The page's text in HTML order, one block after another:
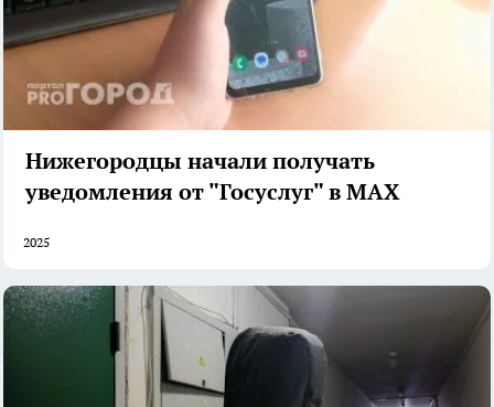
Нижегородцы начали получать
уведомления от "Госуслуг" в MAX
2025